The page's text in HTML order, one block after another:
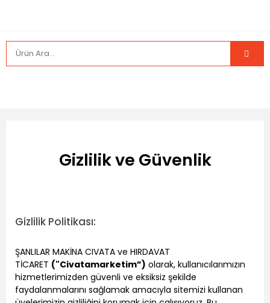
Gizlilik ve Güvenlik
Gizlilik Politikası:
ŞANLILAR MAKİNA CIVATA ve HIRDAVAT
TİCARET ("Civatamarketim”) olarak, kullanıcılarımızın
hizmetlerimizden güvenli ve eksiksiz şekilde
faydalanmalarını sağlamak amacıyla sitemizi kullanan